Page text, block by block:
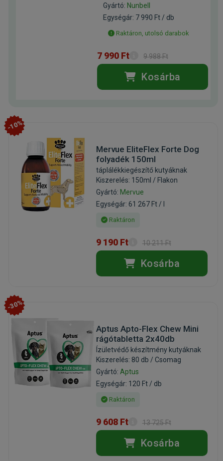
Gyártó: Nunbell
Egységár: 7 990 Ft / db
Raktáron, utolsó darabok
7 990 Ft 9 988 Ft
Kosárba
-10%
Mervue EliteFlex Forte Dog
folyadék 150ml
táplálékkiegészítő kutyáknak
Kiszerelés: 150ml / Flakon
Gyártó: Mervue
Egységár: 61 267 Ft / l
Raktáron
9 190 Ft 10 211 Ft
Kosárba
-30%
Aptus Apto-Flex Chew Mini
rágótabletta 2x40db
Ízületvédő készítmény kutyáknak
Kiszerelés: 80 db / Csomag
Gyártó: Aptus
Egységár: 120 Ft / db
Raktáron
9 608 Ft 13 725 Ft
Kosárba